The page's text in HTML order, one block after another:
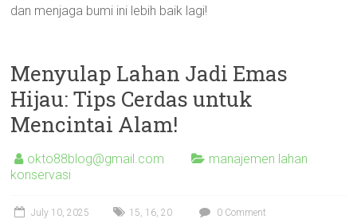
dan menjaga bumi ini lebih baik lagi!
Menyulap Lahan Jadi Emas
Hijau: Tips Cerdas untuk
Mencintai Alam!
okto88blog@gmail.com
manajemen lahan
konservasi
July 10, 2025 15, 16,20 0 Comment